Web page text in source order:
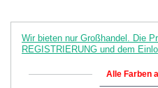
Wir bieten nur Großhandel. Die
REGISTRIERUNG und dem
Alle Farben